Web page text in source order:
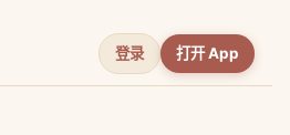
登录 打开 App